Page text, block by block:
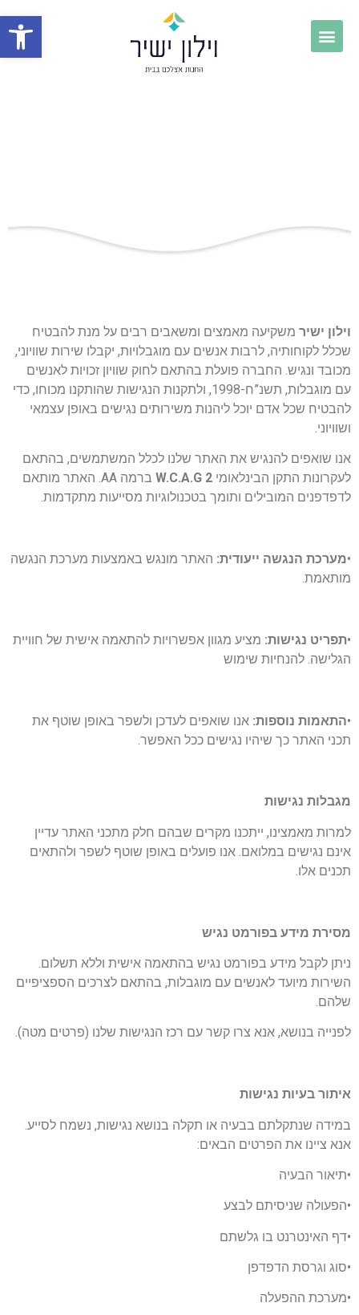
וילון ישיר משקיעה מאמצים ומשאבים רבים על מנת להבטיח
שכלל לקוחותיה, לרבות אנשים עם מוגבלויות, יקבלו שירות שוויוני,
מכובד ונגיש. החברה פועלת בהתאם לחוק שוויון זכויות לאנשים
עם מוגבלות, תשנ”ח-1998, ולתקנות הנגישות שהותקנו מכוחו, כדי
להבטיח שכל אדם יוכל ליהנות משירותים נגישים באופן עצמאי
ושוויוני.
אנו שואפים להנגיש את האתר שלנו לכלל המשתמשים, בהתאם
לעקרונות התקן הבינלאומי W.C.A.G 2
ברמה AA. האתר מותאם
לדפדפנים המובילים ותומך בטכנולוגיות מסייעות מתקדמות.
•מערכת הנגשה ייעודית: האתר מונגש באמצעות מערכת הנגשה
מותאמת.
•תפריט נגישות: מציע מגוון אפשרויות להתאמה אישית של חוויית
הגלישה. להנחיות שימוש
•התאמות נוספות: אנו שואפים לעדכן ולשפר באופן שוטף את
תכני האתר כך שיהיו נגישים ככל האפשר.
מגבלות נגישות
למרות מאמצינו, ייתכנו מקרים שבהם חלק מתכני האתר עדיין
אינם נגישים במלואם. אנו פועלים באופן שוטף לשפר ולהתאים
תכנים אלו.
מסירת מידע בפורמט נגיש
ניתן לקבל מידע בפורמט נגיש בהתאמה אישית וללא תשלום.
השירות מיועד לאנשים עם מוגבלות, בהתאם לצרכים הספציפיים
שלהם.
לפנייה בנושא, אנא צרו קשר עם רכז הנגישות שלנו (פרטים מטה).
איתור בעיות נגישות
במידה שנתקלתם בבעיה או תקלה בנושא נגישות, נשמח לסייע.
אנא ציינו את הפרטים הבאים:
•תיאור הבעיה
•הפעולה שניסיתם לבצע
•דף האינטרנט בו גלשתם
•סוג וגרסת הדפדפן
•מערכת ההפעלה